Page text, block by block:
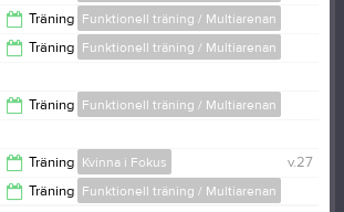
Träning Funktionell träning / Multiarenan
Träning Funktionell träning / Multiarenan
Träning Funktionell träning / Multiarenan
v.27
Träning Kvinna i Fokus
Träning Funktionell träning / Multiarenan